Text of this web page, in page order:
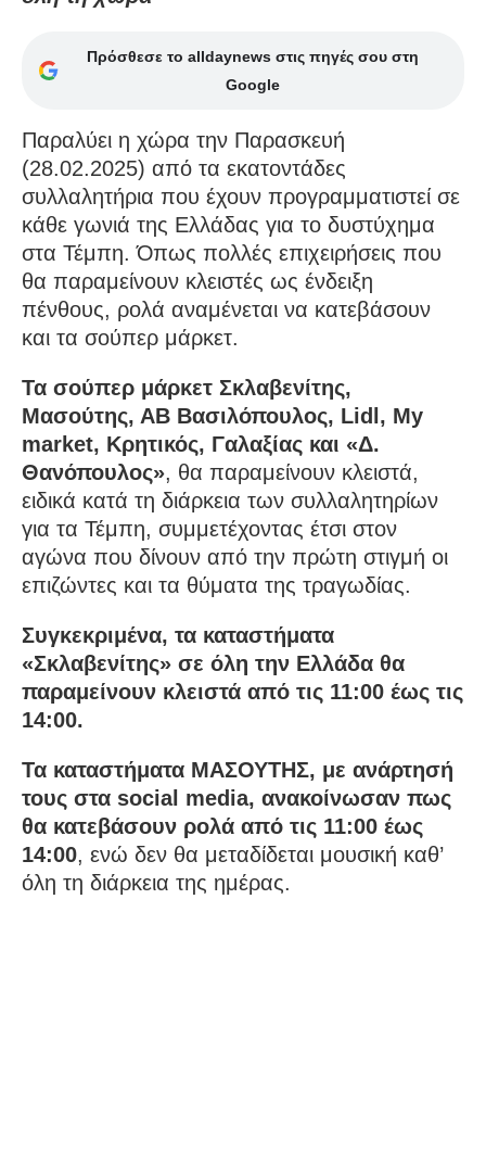
Πρόσθεσε το alldaynews στις πηγές σου στη
Google
Παραλύει η χώρα την Παρασκευή
(28.02.2025) από τα εκατοντάδες
συλλαλητήρια που έχουν προγραμματιστεί σε
κάθε γωνιά της Ελλάδας για το δυστύχημα
στα Τέμπη. Όπως πολλές επιχειρήσεις που
θα παραμείνουν κλειστές ως ένδειξη
πένθους, ρολά αναμένεται να κατεβάσουν
και τα σούπερ μάρκετ.
Τα σούπερ μάρκετ Σκλαβενίτης,
Μασούτης, ΑΒ Βασιλόπουλος, Lidl, My
market, Κρητικός, Γαλαξίας και «Δ.
Θανόπουλος», θα παραμείνουν κλειστά,
ειδικά κατά τη διάρκεια των συλλαλητηρίων
για τα Τέμπη, συμμετέχοντας έτσι στον
αγώνα που δίνουν από την πρώτη στιγμή οι
επιζώντες και τα θύματα της τραγωδίας.
Συγκεκριμένα, τα καταστήματα
«Σκλαβενίτης» σε όλη την Ελλάδα θα
παραμείνουν κλειστά από τις 11:00 έως τις
14:00.
Τα καταστήματα ΜΑΣΟΥΤΗΣ, με ανάρτησή
τους στα social media, ανακοίνωσαν πως
θα κατεβάσουν ρολά από τις 11:00 έως
14:00, ενώ δεν θα μεταδίδεται μουσική καθ’
όλη τη διάρκεια της ημέρας.